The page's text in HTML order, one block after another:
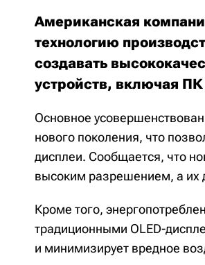
Американская
технологию
создавать
устройств, включая
Основное
нового поколения, что
дисплеи. Сообщается, что
высоким разрешением, а их
Кроме того,
традиционными OLED-
и минимизирует вредное